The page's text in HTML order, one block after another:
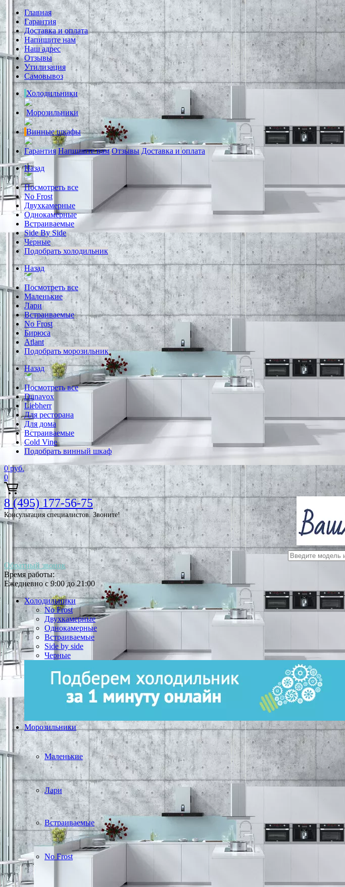
Главная
Гарантия
Доставка и оплата
Напишите нам
Наш адрес
Отзывы
Утилизация
Самовывоз
Холодильники
Морозильники
Винные шкафы
Гарантия Напишите нам Отзывы Доставка и оплата
Назад
Посмотреть все
No Frost
Двухкамерные
Однокамерные
Встраиваемые
Side By Side
Черные
Подобрать холодильник
Назад
Посмотреть все
Маленькие
Лари
Встраиваемые
No Frost
Бирюса
Atlant
Подобрать морозильник
Назад
Посмотреть все
Dunavox
Liebherr
Для ресторана
Для дома
Встраиваемые
Cold Vine
Подобрать винный шкаф
0 руб.
0
8 (495) 177-56-75
Консультация специалистов. Звоните!
Обратный звонок
Время работы:
Ежедневно с 9:00 до 21:00
Холодильники
No Frost
Двухкамерные
Однокамерные
Встраиваемые
Side by side
Черные
Морозильники
Маленькие
Лари
Встраиваемые
No Frost